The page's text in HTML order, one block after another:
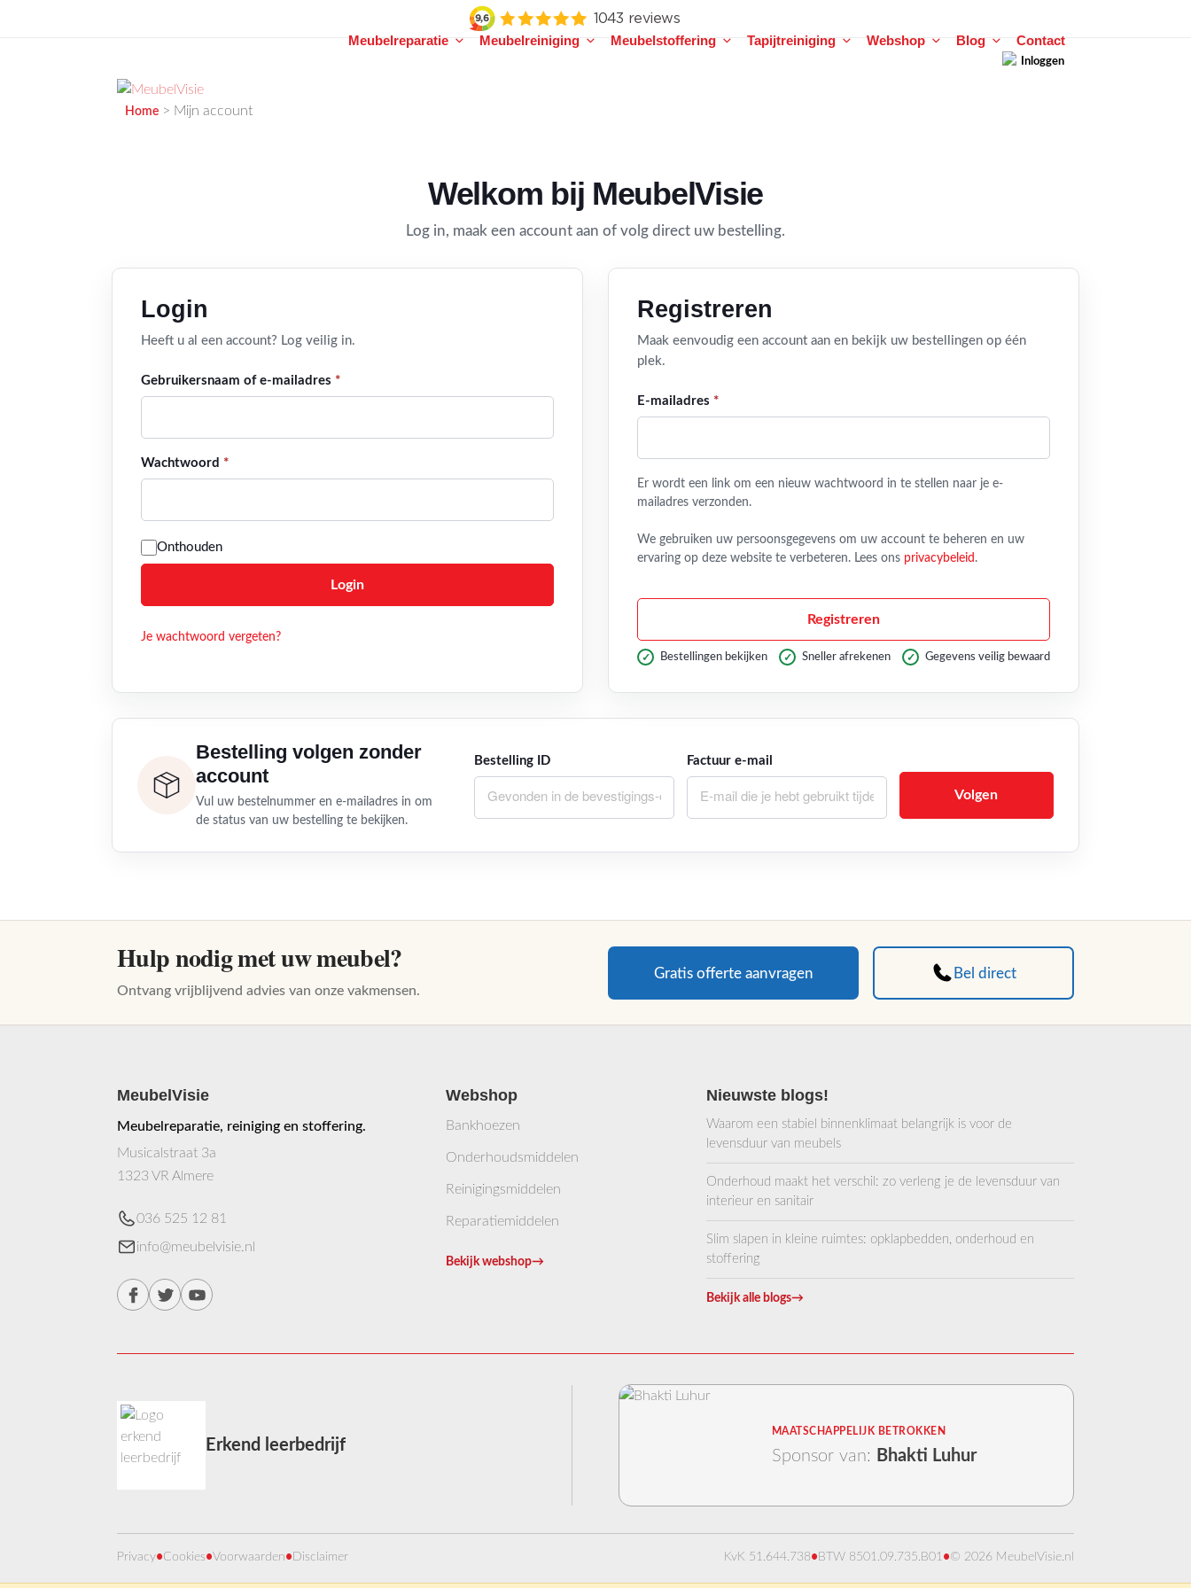
Inloggen
MEUBELVISIE
Passie voor meubels
Meubelreparatie Meubelreiniging Meubelstoffering Tapijtreiniging Webshop Blog Contact
Home > Mijn account
Welkom bij MeubelVisie
Log in, maak een account aan of volg direct uw bestelling.
Login
Heeft u al een account? Log veilig in.
Gebruikersnaam of e-mailadres *Vereist
Wachtwoord *Vereist
Onthouden
Login
Je wachtwoord vergeten?
Registreren
Maak eenvoudig een account aan en bekijk uw bestellingen op één
plek.
E-mailadres *Vereist
Er wordt een link om een nieuw wachtwoord in te stellen naar je e-
mailadres verzonden.
We gebruiken uw persoonsgegevens om uw account te beheren en uw
ervaring op deze website te verbeteren. Lees ons privacybeleid .
Registreren
Bestellingen bekijken Sneller afrekenen Gegevens veilig bewaard
Bestelling volgen zonder
account
Vul uw bestelnummer en e-mailadres in om
de status van uw bestelling te bekijken.
Bestelling ID Factuur e-mail
Volgen
Hulp nodig met uw meubel?
Ontvang vrijblijvend advies van onze vakmensen.
Gratis offerte aanvragen Bel direct
MeubelVisie
Meubelreparatie, reiniging en stoffering.
Musicalstraat 3a
1323 VR Almere
036 525 12 81
info@meubelvisie.nl
Webshop
Bankhoezen
Onderhoudsmiddelen
Reinigingsmiddelen
Reparatiemiddelen
Bekijk webshop→
Nieuwste blogs!
Waarom een stabiel binnenklimaat belangrijk is voor de
levensduur van meubels
Onderhoud maakt het verschil: zo verleng je de levensduur van
interieur en sanitair
Slim slapen in kleine ruimtes: opklapbedden, onderhoud en
stoffering
Bekijk alle blogs→
Erkend leerbedrijf
MAATSCHAPPELIJK BETROKKEN
Sponsor van: Bhakti Luhur
Privacy•Cookies•Voorwaarden• Disclaimer KvK 51.644.738• BTW 8501.09.735.B01•© 2026 MeubelVisie.nl